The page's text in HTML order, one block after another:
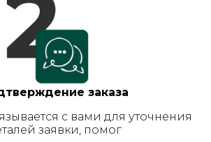
заказа
с вами для уточнения
заявки, помог